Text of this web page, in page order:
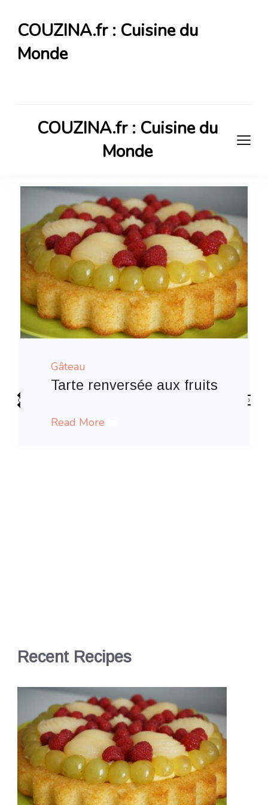
COUZINA.fr : Cuisine du
Monde
COUZINA.fr : Cuisine du
Monde
fruits Gâteau
Gaufres comme à la
‹ ›
Recent Recipes